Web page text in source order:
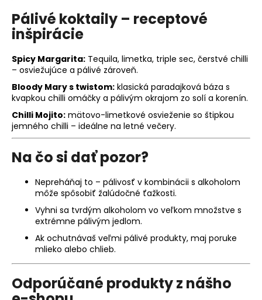
Pálivé koktaily – receptové
inšpirácie
Spicy Margarita: Tequila, limetka, triple sec, čerstvé chilli
– osviežujúce a pálivé zároveň.
Bloody Mary s twistom: klasická paradajková báza s
kvapkou chilli omáčky a pálivým okrajom zo solí a korenín.
Chilli Mojito: mätovo-limetkové osvieženie so štipkou
jemného chilli – ideálne na letné večery.
Na čo si dať pozor?
Nepreháňaj to – pálivosť v kombinácii s alkoholom
môže spôsobiť žalúdočné ťažkosti.
Vyhni sa tvrdým alkoholom vo veľkom množstve s
extrémne pálivým jedlom.
Ak ochutnávaš veľmi pálivé produkty, maj poruke
mlieko alebo chlieb.
Odporúčané produkty z nášho